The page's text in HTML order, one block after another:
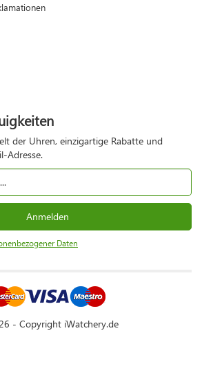
der Uhren, einzigartige Rabatte und
Adresse.
Anmelden
Daten
- Copyright iWatchery.de